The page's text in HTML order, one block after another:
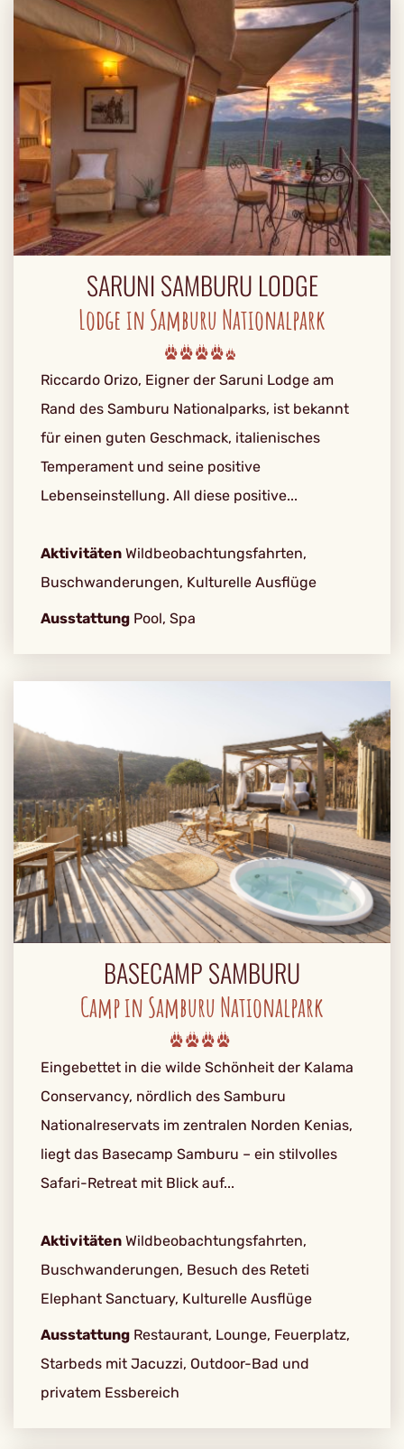
SARUNI SAMBURU LODGE
Lodge in Samburu Nationalpark
Riccardo Orizo, Eigner der Saruni Lodge am
Rand des Samburu Nationalparks, ist bekannt
für einen guten Geschmack, italienisches
Temperament und seine positive
Lebenseinstellung. All diese positive...
Aktivitäten Wildbeobachtungsfahrten,
Buschwanderungen, Kulturelle Ausflüge
Ausstattung Pool, Spa
BASECAMP SAMBURU
Camp in Samburu Nationalpark
Eingebettet in die wilde Schönheit der Kalama
Conservancy, nördlich des Samburu
Nationalreservats im zentralen Norden Kenias,
liegt das Basecamp Samburu – ein stilvolles
Safari-Retreat mit Blick auf...
Aktivitäten Wildbeobachtungsfahrten,
Buschwanderungen, Besuch des Reteti
Elephant Sanctuary, Kulturelle Ausflüge
Ausstattung Restaurant, Lounge, Feuerplatz,
Starbeds mit Jacuzzi, Outdoor-Bad und
privatem Essbereich